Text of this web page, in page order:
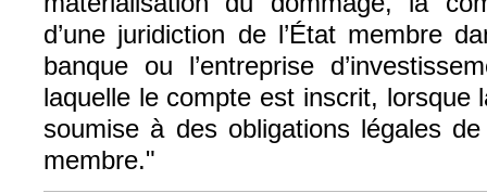
d’une juridiction de l’État membre
banque ou l’entreprise
laquelle le compte est inscrit, lorsque
soumise à des obligations légales
membre."